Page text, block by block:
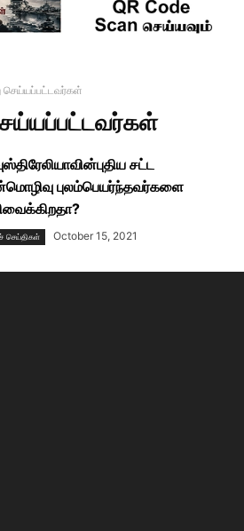
செய்யப்பட்டவர்கள்
சட்ட
புலம்பெயர்ந்தவர்களை
செய்திகள் October 15, 2021